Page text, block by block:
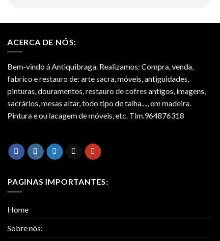
ACERCA DE NÓS:
Bem-vindo á Antiquibraga. Realizamos: Compra, venda,
fabrico e restauro de: arte sacra, móveis, antiguidades,
pinturas, douramentos, restauro de cofres antigos, imagens,
sacrários, mesas altar, todo tipo de talha...., em madeira.
Pintura e ou lacagem de móveis, etc. Tlm.964876318
PAGINAS IMPORTANTES:
Home
Sobre nós: